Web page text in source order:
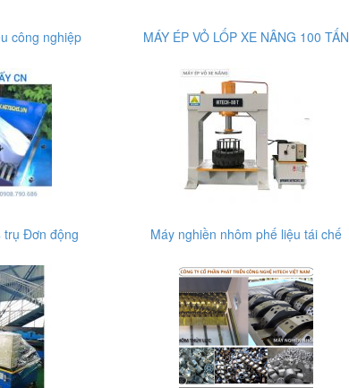
công nghiệp MÁY ÉP VỎ LỐP XE NÂNG 100 TẤN
trụ Đơn động Máy nghiền nhôm phế liệu tái chế